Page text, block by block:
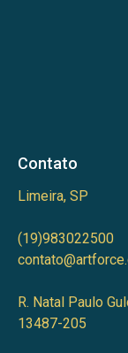
Contato
Limeira, SP
(19)983022500
R. Natal Paulo
13487-205